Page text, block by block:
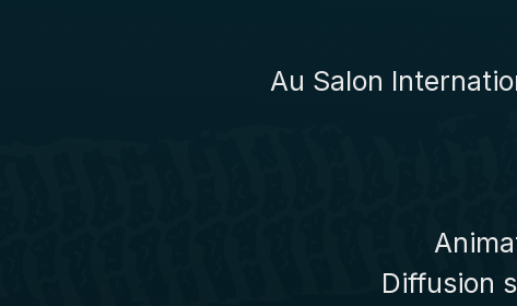
Au Salon
Diffusion